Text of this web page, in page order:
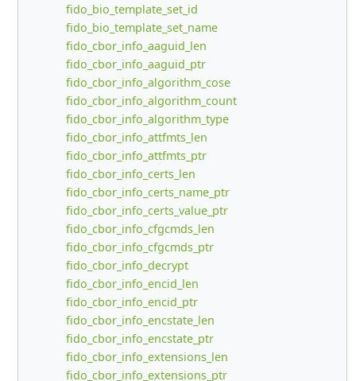
fido_bio_template_set_id
fido_bio_template_set_name
fido_cbor_info_aaguid_len
fido_cbor_info_aaguid_ptr
fido_cbor_info_algorithm_cose
fido_cbor_info_algorithm_count
fido_cbor_info_algorithm_type
fido_cbor_info_attfmts_len
fido_cbor_info_attfmts_ptr
fido_cbor_info_certs_len
fido_cbor_info_certs_name_ptr
fido_cbor_info_certs_value_ptr
fido_cbor_info_cfgcmds_len
fido_cbor_info_cfgcmds_ptr
fido_cbor_info_decrypt
fido_cbor_info_encid_len
fido_cbor_info_encid_ptr
fido_cbor_info_encstate_len
fido_cbor_info_encstate_ptr
fido_cbor_info_extensions_len
fido_cbor_info_extensions_ptr